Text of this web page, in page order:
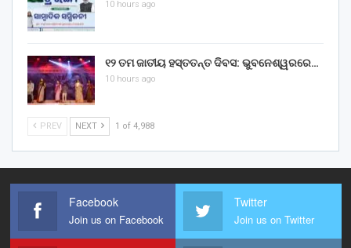
10 hours ago
୧୨ ତମ ଜାତୀୟ ହସ୍ତତନ୍ତ ଦିବସ: ଭୁବନେଶ୍ୱରରେ…
10 hours ago
PREV NEXT 1 of 4,988
Facebook
Join us on Facebook
Twitter
Join us on Twitter